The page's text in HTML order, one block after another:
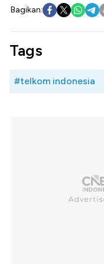
Bagikan:
Tags
#telkom indonesia